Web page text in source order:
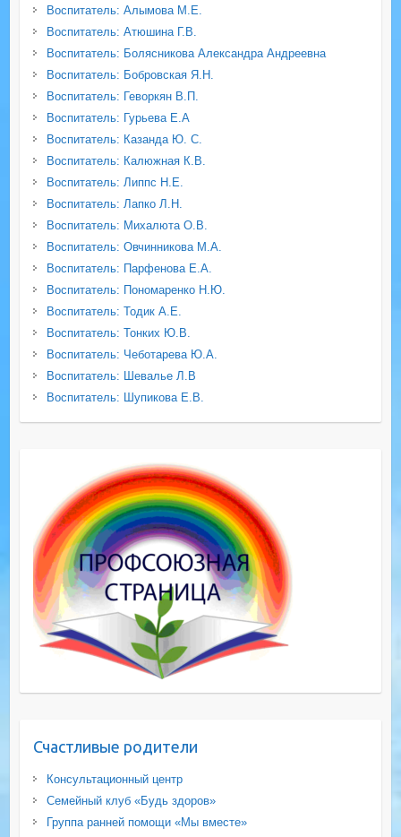
Воспитатель: Алымова М.Е.
Воспитатель: Атюшина Г.В.
Воспитатель: Болясникова Александра Андреевна
Воспитатель: Бобровская Я.Н.
Воспитатель: Геворкян В.П.
Воспитатель: Гурьева Е.А
Воспитатель: Казанда Ю. С.
Воспитатель: Калюжная К.В.
Воспитатель: Липпс Н.Е.
Воспитатель: Лапко Л.Н.
Воспитатель: Михалюта О.В.
Воспитатель: Овчинникова М.А.
Воспитатель: Парфенова Е.А.
Воспитатель: Пономаренко Н.Ю.
Воспитатель: Тодик А.Е.
Воспитатель: Тонких Ю.В.
Воспитатель: Чеботарева Ю.А.
Воспитатель: Шевалье Л.В
Воспитатель: Шупикова Е.В.
Счастливые родители
Консультационный центр
Семейный клуб «Будь здоров»
Группа ранней помощи «Мы вместе»